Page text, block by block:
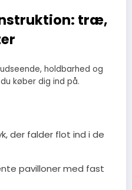
træ,
holdbarhed og
køber dig ind på.
der falder flot ind i de
pavilloner med fast